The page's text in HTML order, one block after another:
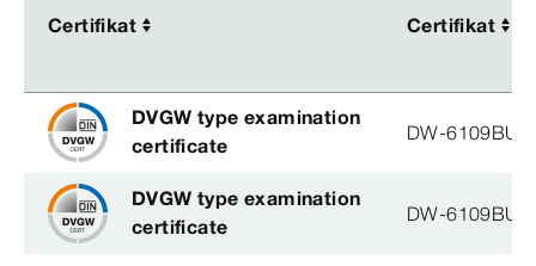
Certifikat Certifikat
Certifikat Certifikat
DVGW type examination
certificate
DW-
DVGW type examination
certificate
DW-